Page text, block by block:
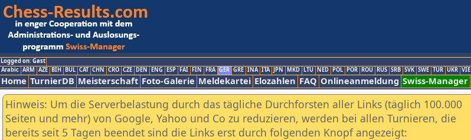
Logged on: Gast
Arabic ARM AZE BIH BUL CAT CHN CRO CZE DEN ENG ESP FAI FIN FRA GER GRE INA ITA JPN MKD LTU NED POL POR ROU RUS SRB SVK SWE TUR UKR VIE
Home TurnierDB Meisterschaft Foto-Galerie Meldekartei Elozahlen FAQ Onlineanmeldung Swiss-Manager
Hinweis: Um die Serverbelastung durch das tägliche Durchforsten aller Links (täglich 100.000
Seiten und mehr) von Google, Yahoo und Co zu reduzieren, werden bei allen Turnieren, die
bereits seit 5 Tagen beendet sind die Links erst durch folgenden Knopf angezeigt: